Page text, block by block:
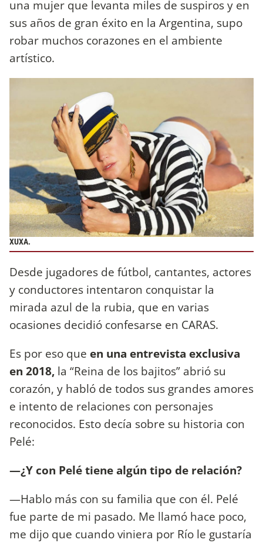
una mujer que levanta miles de suspiros y en
sus años de gran éxito en la Argentina, supo
robar muchos corazones en el ambiente
artístico.
XUXA.
Desde jugadores de fútbol, cantantes, actores
y conductores intentaron conquistar la
mirada azul de la rubia, que en varias
ocasiones decidió confesarse en CARAS.
Es por eso que en una entrevista exclusiva
en 2018, la “Reina de los bajitos” abrió su
corazón, y habló de todos sus grandes amores
e intento de relaciones con personajes
reconocidos. Esto decía sobre su historia con
Pelé:
—¿Y con Pelé tiene algún tipo de relación?
—Hablo más con su familia que con él. Pelé
fue parte de mi pasado. Me llamó hace poco,
me dijo que cuando viniera por Río le gustaría